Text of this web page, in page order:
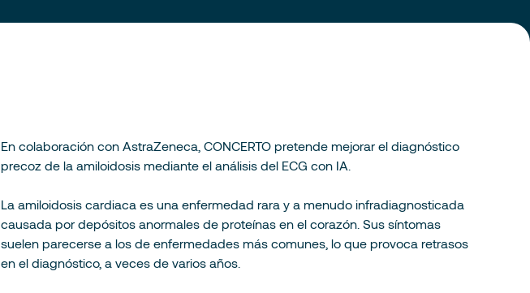
En colaboración con AstraZeneca, CONCERTO pretende mejorar el diagnóstico
precoz de la amiloidosis mediante el análisis del ECG con IA.
La amiloidosis cardiaca es una enfermedad rara y a menudo infradiagnosticada
causada por depósitos anormales de proteínas en el corazón. Sus síntomas
suelen parecerse a los de enfermedades más comunes, lo que provoca retrasos
en el diagnóstico, a veces de varios años.